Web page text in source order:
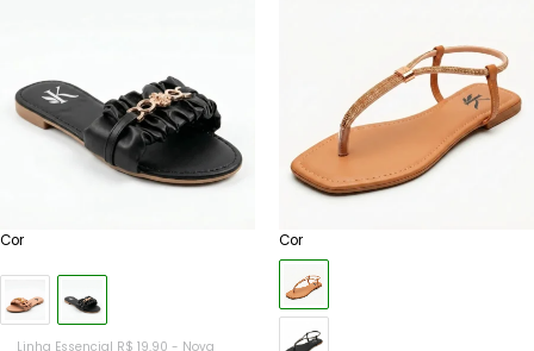
Cor
Linha Essencial R$ 19,90 - Nova
Cor